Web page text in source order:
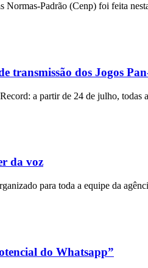
Padrão (Cenp) foi feita
transmissão dos Jogos
a partir de 24 de julho, todas
da voz
para toda a equipe da
do Whatsapp”